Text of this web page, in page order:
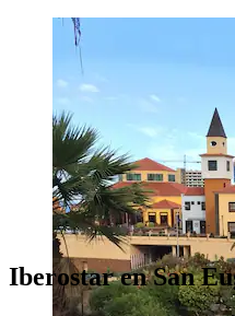
Iberostar en San